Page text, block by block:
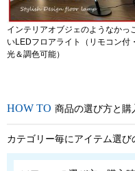
インテリアオブジェのようなかっ
いLEDフロアライト（リモコン付
光＆調色可能）
商品の選び方と購
カテゴリー毎にアイテム選